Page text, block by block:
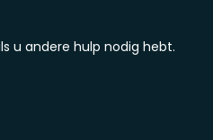
u andere hulp nodig hebt.